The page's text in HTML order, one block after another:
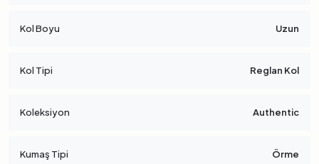
Kol Boyu Uzun
Kol Tipi Reglan Kol
Koleksiyon Authentic
Kumaş Tipi Örme